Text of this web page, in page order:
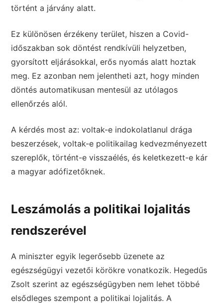
történt a járvány alatt.
Ez különösen érzékeny terület, hiszen a Covid-
időszakban sok döntést rendkívüli helyzetben,
gyorsított eljárásokkal, erős nyomás alatt hoztak
meg. Ez azonban nem jelentheti azt, hogy minden
döntés automatikusan mentesül az utólagos
ellenőrzés alól.
A kérdés most az: voltak-e indokolatlanul drága
beszerzések, voltak-e politikailag kedvezményezett
szereplők, történt-e visszaélés, és keletkezett-e kár
a magyar adófizetőknek.
Leszámolás a politikai lojalitás
rendszerével
A miniszter egyik legerősebb üzenete az
egészségügyi vezetői körökre vonatkozik. Hegedűs
Zsolt szerint az egészségügyben nem lehet többé
elsődleges szempont a politikai lojalitás. A